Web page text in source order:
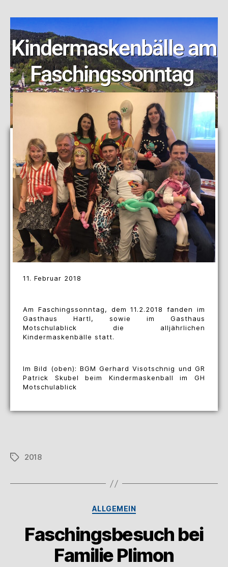
Kindermaskenbälle am
Faschingssonntag
11. Februar 2018
Am Faschingssonntag, dem 11.2.2018 fanden im
Gasthaus Hartl, sowie im Gasthaus
Motschulablick die alljährlichen
Kindermaskenbälle statt.
Im Bild (oben): BGM Gerhard Visotschnig und GR
Patrick Skubel beim Kindermaskenball im GH
Motschulablick
2018
ALLGEMEIN
Faschingsbesuch bei
Familie Plimon